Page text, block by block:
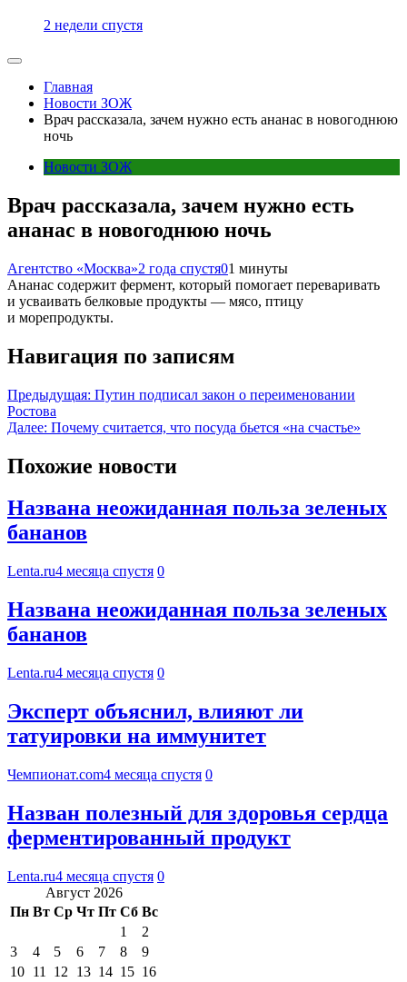
2 недели спустя
Главная
Новости ЗОЖ
Врач рассказала, зачем нужно есть ананас в новогоднюю
ночь
Новости ЗОЖ
Врач рассказала, зачем нужно есть
ананас в новогоднюю ночь
Агентство «Москва»2 года спустя01 минуты
Ананас содержит фермент, который помогает переваривать
и усваивать белковые продукты — мясо, птицу
и морепродукты.
Навигация по записям
Предыдущая: Путин подписал закон о переименовании
Ростова
Далее: Почему считается, что посуда бьется «на счастье»
Похожие новости
Названа неожиданная польза зеленых
бананов
Lenta.ru4 месяца спустя 0
Названа неожиданная польза зеленых
бананов
Lenta.ru4 месяца спустя 0
Эксперт объяснил, влияют ли
татуировки на иммунитет
Чемпионат.com4 месяца спустя 0
Назван полезный для здоровья сердца
ферментированный продукт
Lenta.ru4 месяца спустя 0
Август 2026
Пн Вт Ср Чт Пт Сб Вс
1
2
3
4 5 6 7 8
9
10 11 12 13 14 15 16